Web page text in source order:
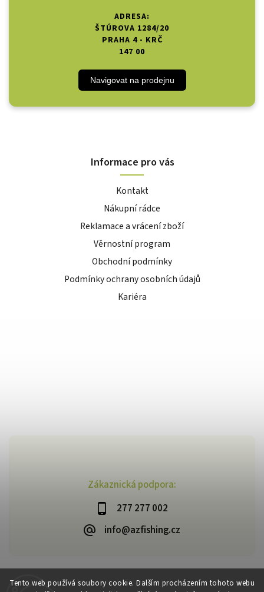
Tento web používá soubory cookie. Dalším procházením tohoto webu
Zákaznická podpora:
277 277 002
info@azfishing.cz
ADRESA:
ŠTÚROVA 1284/20
PRAHA 4 - KRČ
147 00
Navigovat na prodejnu
Informace pro vás
Kontakt
Nákupní rádce
Reklamace a vrácení zboží
Věrnostní program
Obchodní podmínky
Podmínky ochrany osobních údajů
Kariéra